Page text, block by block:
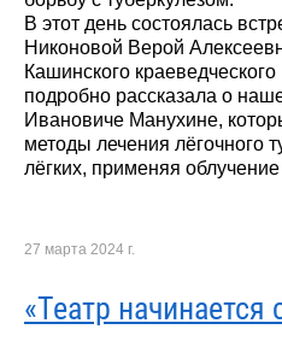
В этот день состоялась
Никоновой Верой
Кашинского
подробно рассказала о
Ивановиче Манухине,
методы лечения лёгочного
лёгких, применяя
27 марта 2024 г.
«Театр начинается